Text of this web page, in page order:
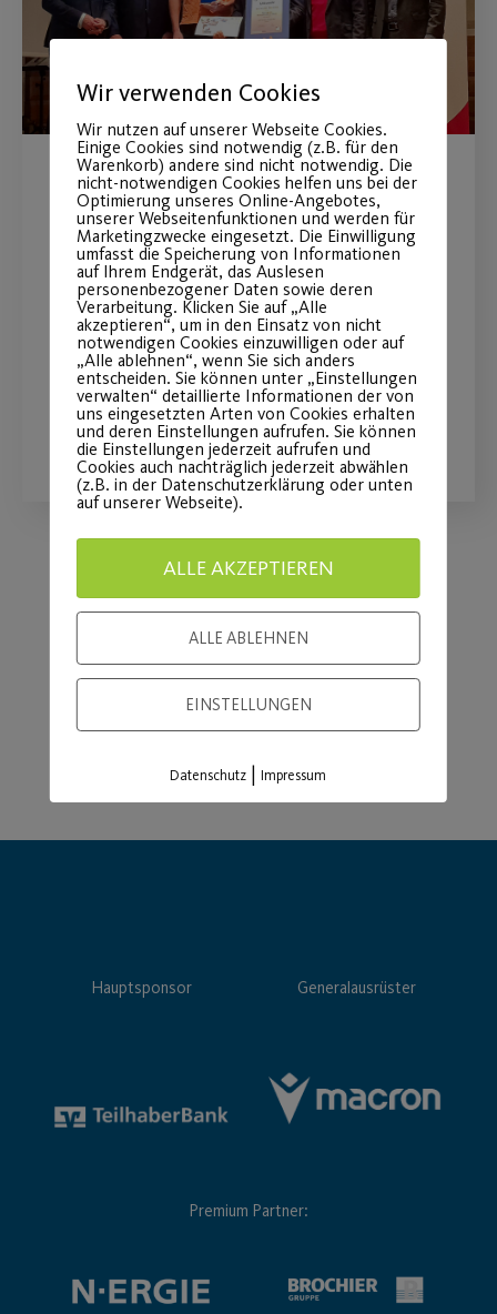
Auszeichnung der
Hilfsaktion unserer
Barracudas!
Wir gratulieren herzlich zur
Prämierung.
WEITERLESEN
Load More
Hauptsponsor Generalausrüster
Premium Partner:
Wir verwenden Cookies
Wir nutzen auf unserer Webseite Cookies.
Einige Cookies sind notwendig (z.B. für den
Warenkorb) andere sind nicht notwendig. Die
nicht-notwendigen Cookies helfen uns bei der
Optimierung unseres Online-Angebotes,
unserer Webseitenfunktionen und werden für
Marketingzwecke eingesetzt. Die Einwilligung
umfasst die Speicherung von Informationen
auf Ihrem Endgerät, das Auslesen
personenbezogener Daten sowie deren
Verarbeitung. Klicken Sie auf „Alle
akzeptieren“, um in den Einsatz von nicht
notwendigen Cookies einzuwilligen oder auf
„Alle ablehnen“, wenn Sie sich anders
entscheiden. Sie können unter „Einstellungen
verwalten“ detaillierte Informationen der von
uns eingesetzten Arten von Cookies erhalten
und deren Einstellungen aufrufen. Sie können
die Einstellungen jederzeit aufrufen und
Cookies auch nachträglich jederzeit abwählen
(z.B. in der Datenschutzerklärung oder unten
auf unserer Webseite).
ALLE AKZEPTIEREN
ALLE ABLEHNEN
EINSTELLUNGEN
Datenschutz |Impressum